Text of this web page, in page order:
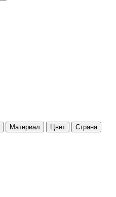
Материал Цвет Страна